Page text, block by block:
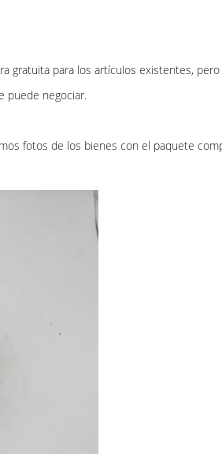
gratuita para los artículos existentes,
puede negociar.
fotos de los bienes con el paquete